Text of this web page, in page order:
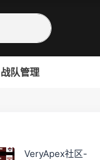
战队管理
VeryApex社区-